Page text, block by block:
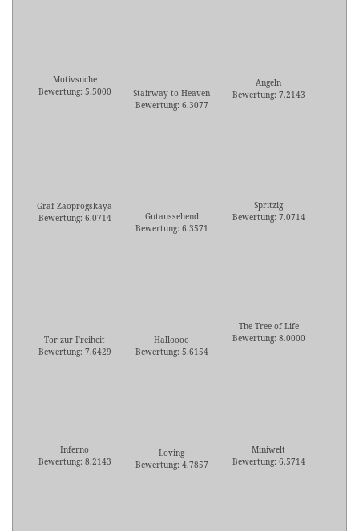
Motivsuche
Bewertung: 5.5000
Stairway to Heaven
Bewertung: 6.3077
Angeln
Bewertung: 7.2143
Graf Zaoprogskaya
Bewertung: 6.0714
Gutaussehend
Bewertung: 6.3571
Spritzig
Bewertung: 7.0714
Tor zur Freiheit
Bewertung: 7.6429
Halloooo
Bewertung: 5.6154
The Tree of Life
Bewertung: 8.0000
Inferno
Bewertung: 8.2143
Loving
Bewertung: 4.7857
Miniwelt
Bewertung: 6.5714